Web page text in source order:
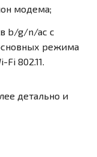
модема;
b/g/n/ac с
режима
802.11.
детально и